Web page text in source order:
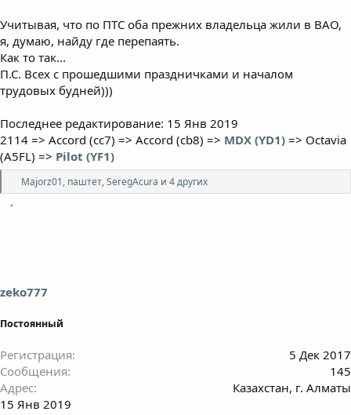
Учитывая, что по ПТС оба прежних владельца жили в ВАО,
я, думаю, найду где перепаять.
Как то так...
П.С. Всех с прошедшими праздничками и началом
трудовых будней)))
Последнее редактирование: 15 Янв 2019
2114 => Accord (cc7) => Accord (cb8) => MDX (YD1) => Octavia
(A5FL) => Pilot (YF1)
Р
е
Majorz01, паштет,SeregAcura и 4 других
zeko777
Постоянный
Регистрация
5 Дек 2017
Сообщения
145
Адрес
Казахстан, г. Алматы
15 Янв 2019